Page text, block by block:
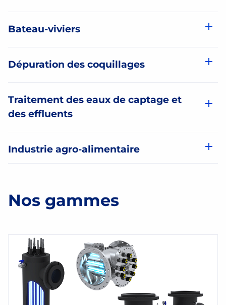
Bateau-viviers
Dépuration des coquillages
Traitement des eaux de captage et
des effluents
Industrie agro-alimentaire
Nos gammes